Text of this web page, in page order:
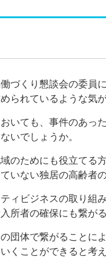
づくり懇談会の委員
られているような気が
いても、事件のあっ
いでしょうか。
のためにも役立てる
いない独居の高齢者
ィビジネスの取り組
所者の確保にも繋が
団体で繋がることに
くことができると考え